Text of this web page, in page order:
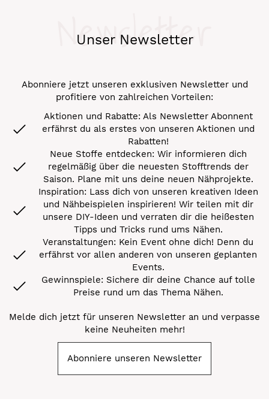
Unser Newsletter
Newsletter
Abonniere jetzt unseren exklusiven Newsletter und
profitiere von zahlreichen Vorteilen:
Aktionen und Rabatte: Als Newsletter Abonnent
erfährst du als erstes von unseren Aktionen und
Rabatten!
Neue Stoffe entdecken: Wir informieren dich
regelmäßig über die neuesten Stofftrends der
Saison. Plane mit uns deine neuen Nähprojekte.
Inspiration: Lass dich von unseren kreativen Ideen
und Nähbeispielen inspirieren! Wir teilen mit dir
unsere DIY-Ideen und verraten dir die heißesten
Tipps und Tricks rund ums Nähen.
Veranstaltungen: Kein Event ohne dich! Denn du
erfährst vor allen anderen von unseren geplanten
Events.
Gewinnspiele: Sichere dir deine Chance auf tolle
Preise rund um das Thema Nähen.
Melde dich jetzt für unseren Newsletter an und verpasse
keine Neuheiten mehr!
Abonniere unseren Newsletter